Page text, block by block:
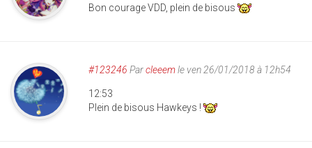
Bon courage VDD, plein de bisous
#123246 Parcleeemle ven 26/01/2018 à 12h54
12:53
Plein de bisous Hawkeys !